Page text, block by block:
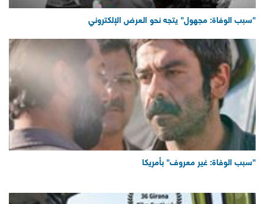
"سبب الوفاة: مجهول" يتجه نحو العرض الإلكتروني
"سبب الوفاة: غير معروف" بأمريكا